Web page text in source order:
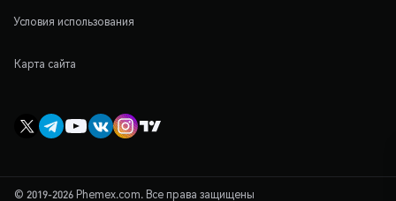
Условия использования
Карта сайта
© 2019-2026 Phemex.com. Все права защищены